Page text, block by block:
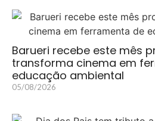
Barueri recebe este mês
transforma cinema em
educação ambiental
05/08/2026